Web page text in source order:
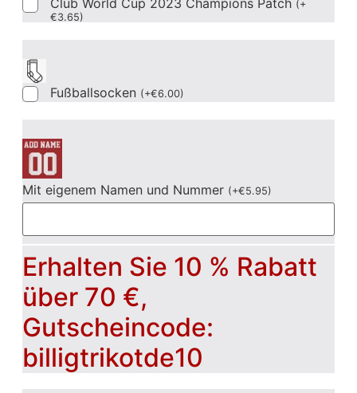
(+
€3.65)
Fußballsocken (+€6.00)
Mit eigenem Namen und Nummer (+€5.95)
Erhalten Sie 10 % Rabatt
über 70 €,
Gutscheincode:
billigtrikotde10